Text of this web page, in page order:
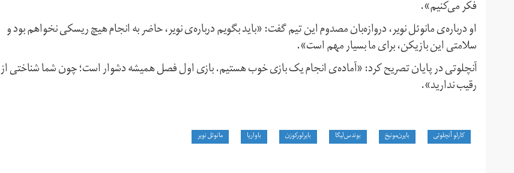
فکر می‌کنیم».
او درباره‌ی مانوئل نویر، دروازه‌بان مصدوم این تیم گفت: «باید بگویم درباره‌ی نویر، حاضر به انجام هیچ ریسکی نخواهم بود و
سلامتی این بازیکن، برای ما بسیار مهم است».
آنچلوتی در پایان تصریح کرد: «آماده‌ی انجام یک بازی خوب هستیم. بازی اول فصل همیشه دشوار است؛ چون شما شناختی از
رقیب ندارید».
کارلو آنچلوتی بایرن‌مونیخ بوندس‌لیگا بایرلورکوزن باواریا مانوئل نویر